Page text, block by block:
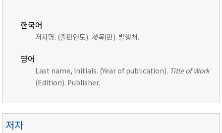
한국어
저자명. (출판연도). 제목(판). 발행처.
영어
Last name, Initials. (Year of publication). Title of Work
(Edition). Publisher.
저자